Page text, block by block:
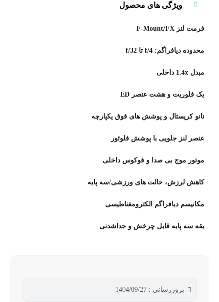
ویژگی های محصول
فرمت لنز F-Mount/FX
محدوده دیافراگم: f/4 تا f/32
مبدل 1.4x داخلی
یک فلوریت و هشت عنصر ED
نانو کریستال و پوشش های فوق یکپارچه
عنصر لنز جلویی با پوشش فلوئور
موتور موج بی صدا و فوکوس داخلی
کاهش لرزش، حالت های ورزشی/سه پایه
مکانیسم دیافراگم الکترومغناطیسی
یقه سه پایه قابل چرخش و جداشدنی
بروزرسانی : 1404/09/27